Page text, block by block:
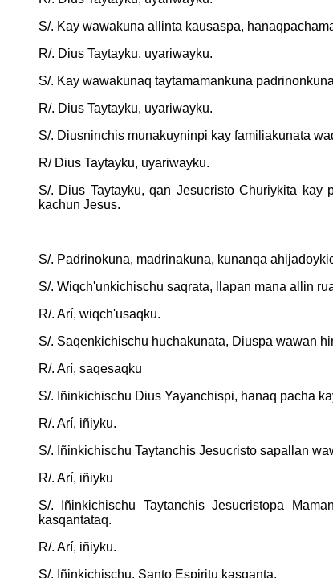
S/. Kay wawakuna allinta kausaspa,
R/. Dius Taytayku, uyariwayku.
S/. Kay wawakunaq taytamamankuna
R/. Dius Taytayku, uyariwayku.
S/. Diusninchis munakuyninpi kay familiakunata
R/ Dius Taytayku, uyariwayku.
S/. Dius Taytayku, qan Jesucristo Churiykita kay
kachun Jesus.
S/. Padrinokuna, madrinakuna, kunanqa
S/. Wiqch'unkichischu saqrata, llapan mana allin
R/. Arí, wiqch'usaqku.
S/. Saqenkichischu huchakunata, Diuspa wawan
R/. Arí, saqesaqku
S/. Iñinkichischu Dius Yayanchispi, hanaq pacha
R/. Arí, iñiyku.
S/. Iñinkichischu Taytanchis Jesucristo sapallan
R/. Arí, iñiyku
S/. Iñinkichischu Taytanchis Jesucristopa
kasqantataq.
R/. Arí, iñiyku.
S/. Iñinkichischu, Santo Espiritu kasqanta.